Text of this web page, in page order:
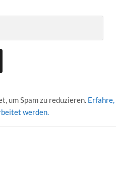
um Spam zu reduzieren. Erfahre,
werden.